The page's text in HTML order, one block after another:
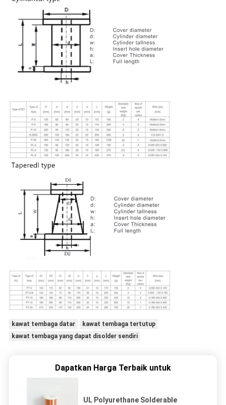
kawat tembaga datar
kawat tembaga tertutup
kawat tembaga yang dapat disolder sendiri
Dapatkan Harga Terbaik untuk
UL Polyurethane Solderable